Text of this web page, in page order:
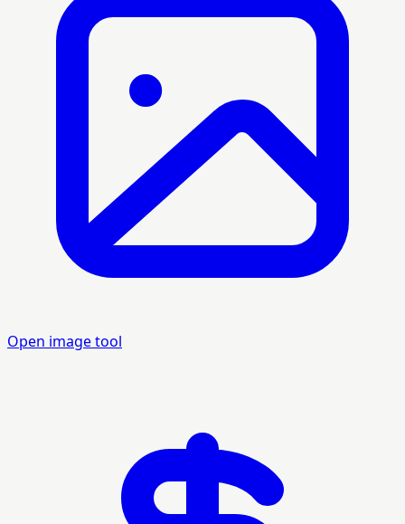
Open image tool